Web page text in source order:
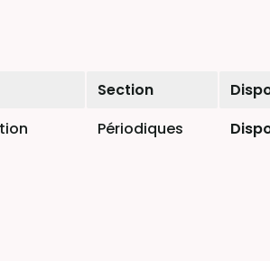
Section
Périodiques